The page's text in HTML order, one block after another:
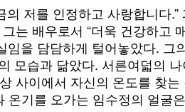
저를 인정하고 사랑합니다
는 배우로서 “더욱 건강하고
을 담담하게 털어놓았다.
모습과 닮았다. 서른여덟의
사이에서 자신의 온도를 찾
기를 오가는 임수정의 얼굴